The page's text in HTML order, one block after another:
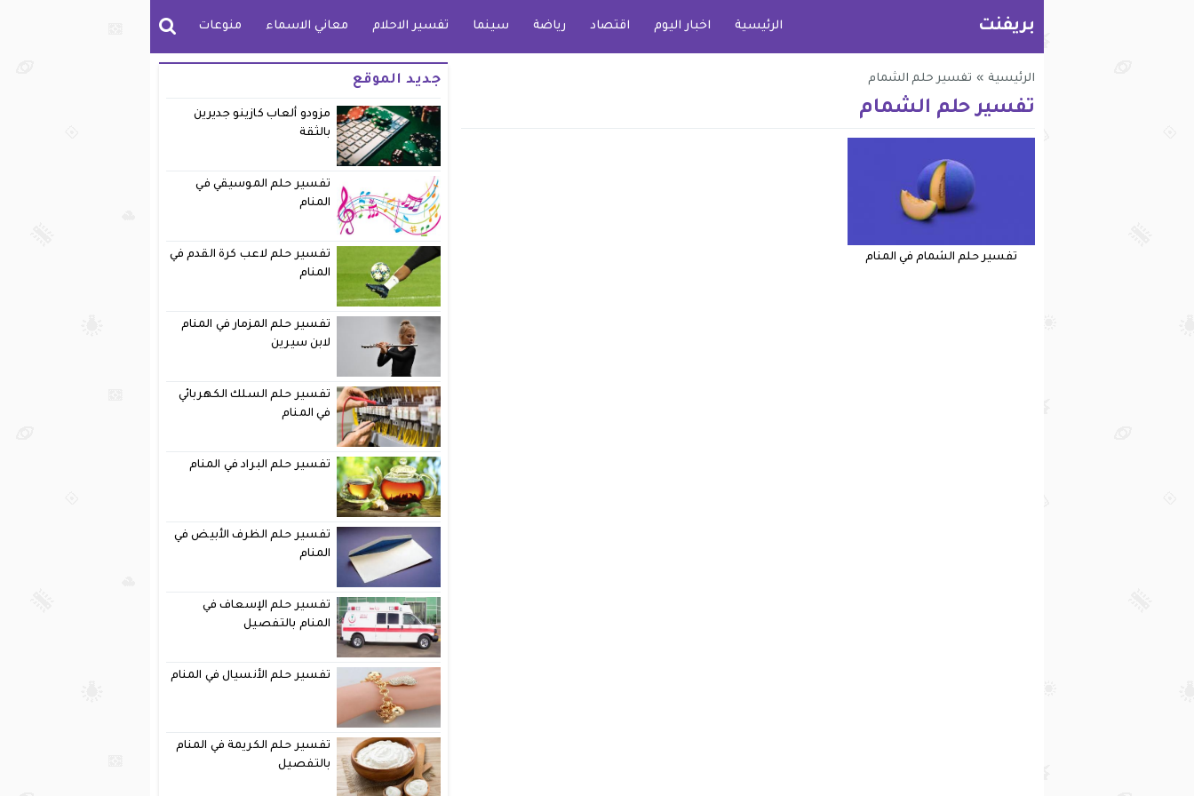
بريفنت الرئيسية اخبار اليوم اقتصاد رياضة سينما تفسير الاحلام معاني الاسماء منوعات
الرئيسية » تفسير حلم الشمام
تفسير حلم الشمام
تفسير حلم الشمام في المنام
جديد الموقع
مزودو ألعاب كازينو جديرين
بالثقة
تفسير حلم الموسيقي في
المنام
تفسير حلم لاعب كرة القدم في
المنام
تفسير حلم المزمار في المنام
لابن سيرين
تفسير حلم السلك الكهربائي
في المنام
تفسير حلم البراد في المنام
تفسير حلم الظرف الأبيض في
المنام
تفسير حلم الإسعاف في
المنام بالتفصيل
تفسير حلم الأنسيال في المنام
تفسير حلم الكريمة في المنام
بالتفصيل